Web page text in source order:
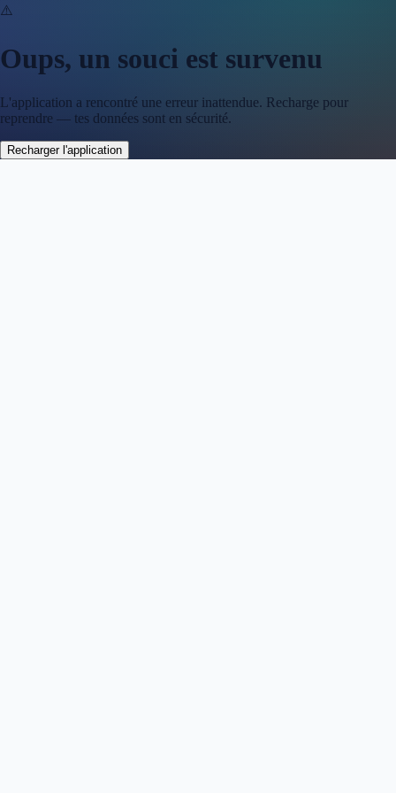
⚠️
Oups, un souci est survenu
L'application a rencontré une erreur inattendue. Recharge pour
reprendre — tes données sont en sécurité.
Recharger l'application